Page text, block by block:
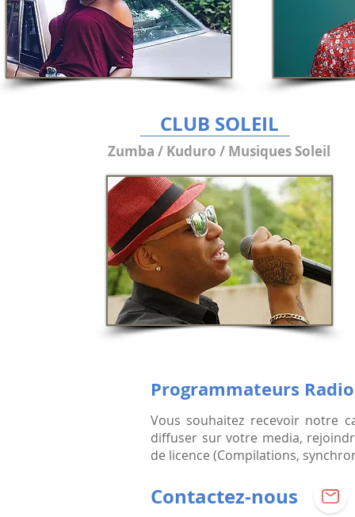
CLUB SOLEIL
Zumba / Kuduro / Musiques Soleil
Programmateurs
Vous souhaitez recevoir notre
diffuser sur votre media,
de licence (Compilations,
Contactez-nous